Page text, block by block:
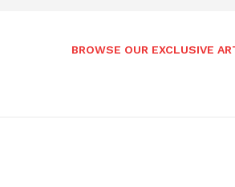
BROWSE OUR EXCLUSIVE